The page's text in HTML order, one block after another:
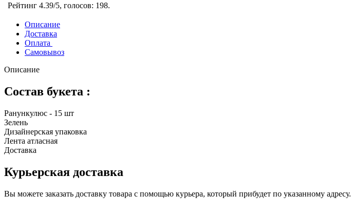
Рейтинг 4.39/5, голосов: 198.
Описание
Доставка
Оплата
Самовывоз
Описание
Состав букета :
Ранункулюс - 15 шт
Зелень
Дизайнерская упаковка
Лента атласная
Доставка
Курьерская доставка
Вы можете заказать доставку товара с помощью курьера, который прибудет по указанному адресу.